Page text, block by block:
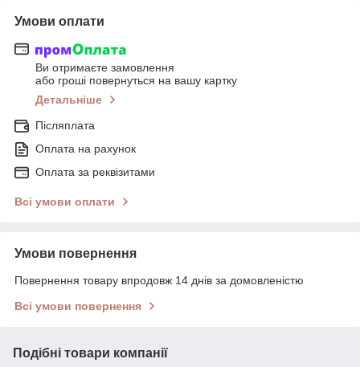
Умови оплати
Ви отримаєте замовлення
або гроші повернуться на вашу картку
Детальніше
Післяплата
Оплата на рахунок
Оплата за реквізитами
Всі умови оплати
Умови повернення
Повернення товару впродовж 14 днів за домовленістю
Всі умови повернення
Подібні товари компанії